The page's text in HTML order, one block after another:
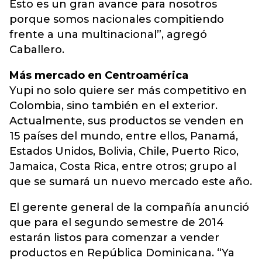
Esto es un gran avance para nosotros
porque somos nacionales compitiendo
frente a una multinacional”, agregó
Caballero.
Más mercado en Centroamérica
Yupi no solo quiere ser más competitivo en
Colombia, sino también en el exterior.
Actualmente, sus productos se venden en
15 países del mundo, entre ellos, Panamá,
Estados Unidos, Bolivia, Chile, Puerto Rico,
Jamaica, Costa Rica, entre otros; grupo al
que se sumará un nuevo mercado este año.
El gerente general de la compañía anunció
que para el segundo semestre de 2014
estarán listos para comenzar a vender
productos en República Dominicana. “Ya